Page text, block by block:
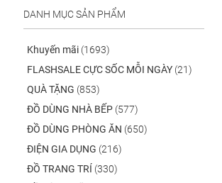
DANH MỤC SẢN PHẨM
Khuyến mãi (1693)
FLASHSALE CỰC SỐC MỖI NGÀY (21)
QUÀ TẶNG (853)
ĐỒ DÙNG NHÀ BẾP (577)
ĐỒ DÙNG PHÒNG ĂN (650)
ĐIỆN GIA DỤNG (216)
ĐỒ TRANG TRÍ (330)